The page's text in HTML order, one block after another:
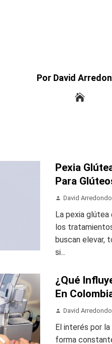
Por David
Pexia
Para
David Arredondo
La pexia glútea
los
buscan elevar,
si...
¿Qué
En
David Arredondo
El interés por
forma